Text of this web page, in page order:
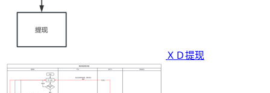
ＸＤ提现